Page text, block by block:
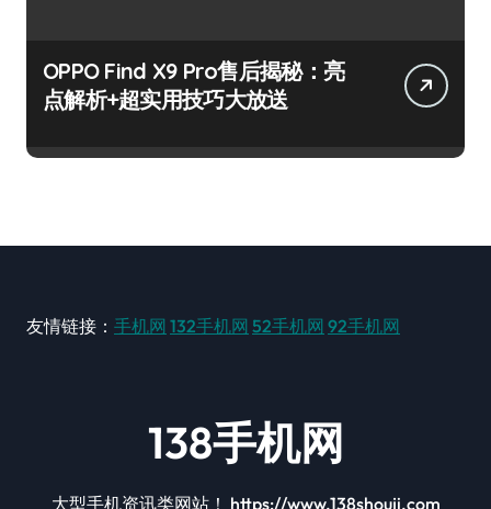
OPPO Find X9 Pro售后揭秘：亮
点解析+超实用技巧大放送
友情链接： 手机网 132手机网 52手机网 92手机网
138手机网
大型手机资讯类网站！ https://www.138shouji.com